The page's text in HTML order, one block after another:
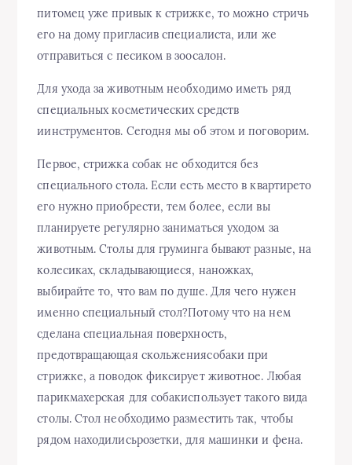
питомец уже привык к стрижке, то можно стричь
его на дому пригласив специалиста, или же
отправиться с песиком в зоосалон.
Для ухода за животным необходимо иметь ряд
специальных косметических средств
иинструментов. Сегодня мы об этом и поговорим.
Первое, стрижка собак не обходится без
специального стола. Если есть место в квартирето
его нужно приобрести, тем более, если вы
планируете регулярно заниматься уходом за
животным. Столы для груминга бывают разные, на
колесиках, складывающиеся, наножках,
выбирайте то, что вам по душе. Для чего нужен
именно специальный стол?Потому что на нем
сделана специальная поверхность,
предотвращающая скольжениясобаки при
стрижке, а поводок фиксирует животное. Любая
парикмахерская для собакиспользует такого вида
столы. Стол необходимо разместить так, чтобы
рядом находилисьрозетки, для машинки и фена.